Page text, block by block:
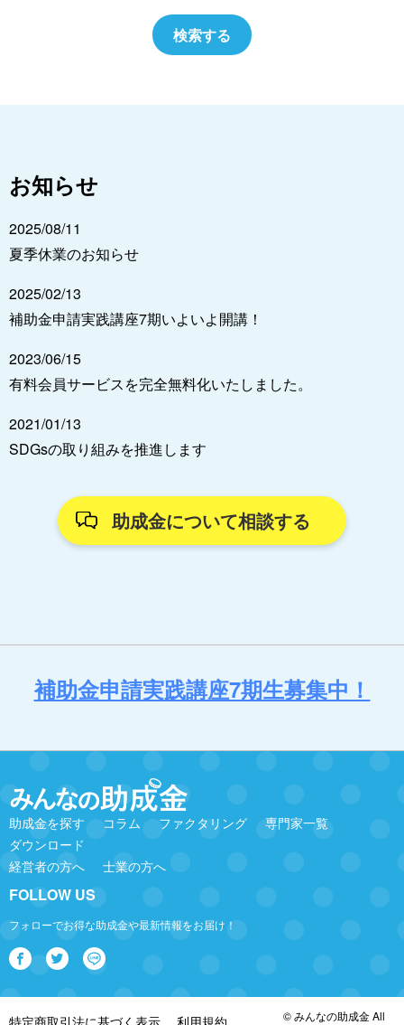
お知らせ
2025/08/11
夏季休業のお知らせ
2025/02/13
補助金申請実践講座7期いよいよ開講！
2023/06/15
有料会員サービスを完全無料化いたしました。
2021/01/13
SDGsの取り組みを推進します
助成金について相談する
補助金申請実践講座7期生募集中！
助成金を探す コラム ファクタリング
専門家一覧
ダウンロード
経営者の方へ
士業の方へ
FOLLOW US
フォローでお得な助成金や最新情報をお届け！
© みんなの助成金 All